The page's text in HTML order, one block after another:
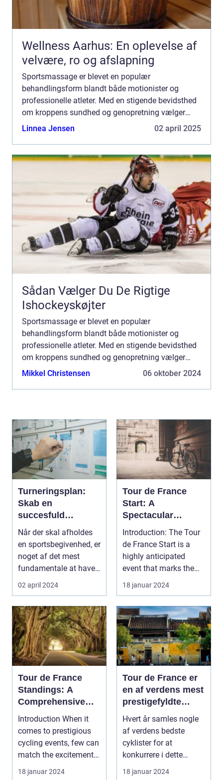
Wellness Aarhus: En oplevelse af
velvære, ro og afslapning
Sportsmassage er blevet en populær
behandlingsform blandt både motionister og
professionelle atleter. Med en stigende bevidsthed
om kroppens sundhed og genopretning vælger
mange at investere i sportsmassage som en
Linnea Jensen 02 april 2025
Sådan Vælger Du De Rigtige
Ishockeyskøjter
Sportsmassage er blevet en populær
behandlingsform blandt både motionister og
professionelle atleter. Med en stigende bevidsthed
om kroppens sundhed og genopretning vælger
mange at investere i sportsmassage som en
Mikkel Christensen 06 oktober 2024
Turneringsplan:
Skab en
succesfuld
turnering
Når der skal afholdes
en sportsbegivenhed, er
noget af det mest
fundamentale at have
en velorganiser...
02 april 2024
Tour de France
Start: A
Spectacular
Showcase of
Cycling Excellence
Introduction: The Tour
de France Start is a
highly anticipated
event that marks the
beginning of the...
18 januar 2024
Tour de France
Standings: A
Comprehensive
Guide for Sports
Enthusiasts
Introduction When it
comes to prestigious
cycling events, few can
match the excitement
and grandeur...
18 januar 2024
Tour de France er
en af verdens mest
prestigefyldte
cykelløb, der
tiltrækker sports-
og
fritidsentusiaster
Hvert år samles nogle
af verdens bedste
cyklister for at
konkurrere i dette
ikoniske løb, der
18 januar 2024